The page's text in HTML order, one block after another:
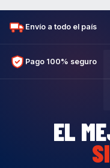
Envío a todo el país
Pago 100% seguro
EL